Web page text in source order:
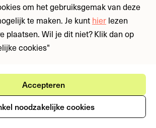
om het gebruiksgemak van deze
te maken. Je kunt hier lezen
plaatsen. Wil je dit niet? Klik dan op
cookies"
Accepteren
noodzakelijke cookies